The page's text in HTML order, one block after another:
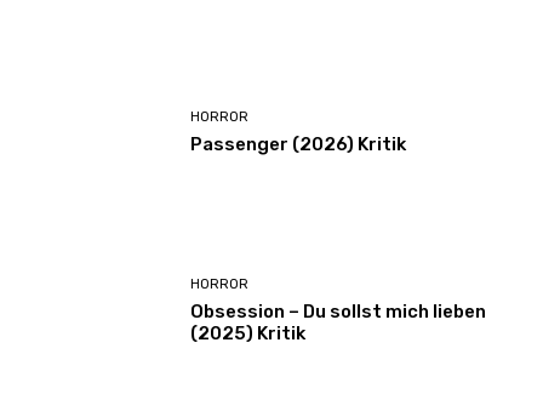
HORROR
Passenger (2026) Kritik
HORROR
Obsession – Du sollst mich lieben
(2025) Kritik